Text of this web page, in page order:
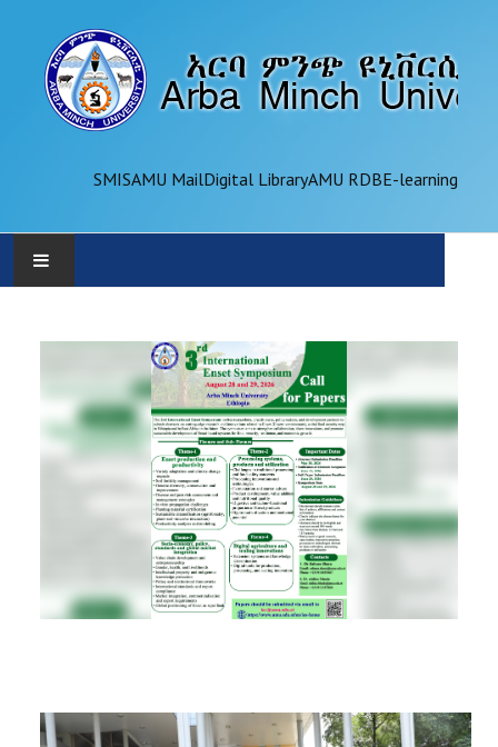
SMISAMU MailDigital LibraryAMU RDBE-learning
ADMINISTRATION
OFFICES
REGISTRAR